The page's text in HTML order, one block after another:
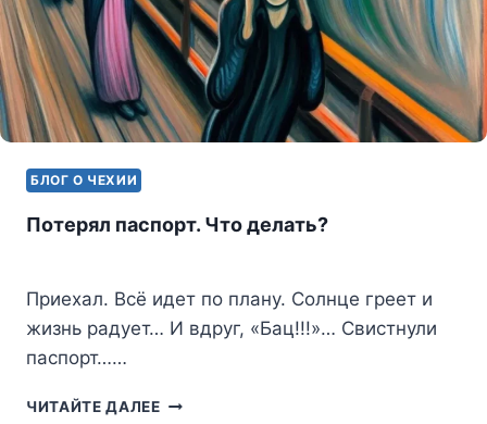
БЛОГ О ЧЕХИИ
Потерял паспорт. Что делать?
Приехал. Всё идет по плану. Солнце греет и
жизнь радует… И вдруг, «Бац!!!»… Свистнули
паспорт……
ЧИТАЙТЕ ДАЛЕЕПОТЕРЯЛ